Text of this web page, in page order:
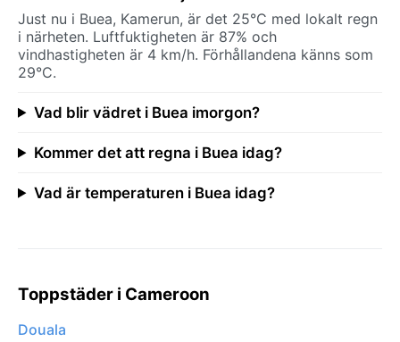
Just nu i Buea, Kamerun, är det 25°C med lokalt regn
i närheten. Luftfuktigheten är 87% och
vindhastigheten är 4 km/h. Förhållandena känns som
29°C.
Vad blir vädret i Buea imorgon?
Kommer det att regna i Buea idag?
Vad är temperaturen i Buea idag?
Toppstäder i Cameroon
Douala